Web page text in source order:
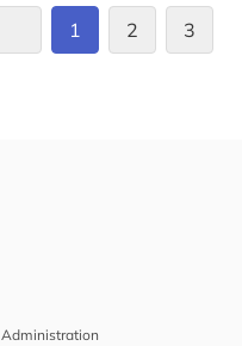
1 2 3
Administration